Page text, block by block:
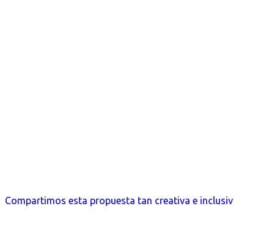
Compartimos esta propuesta tan creativa e inclusiv